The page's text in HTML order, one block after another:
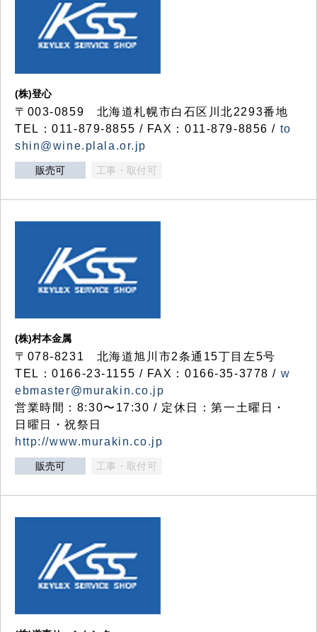
(株)登心
〒003-0859 北海道札幌市白石区川北2293番地
TEL：011-879-8855 / FAX：011-879-8856 / to
shin@wine.plala.or.jp
販売可 工事・取付可
(株)村本金属
〒078-8231 北海道旭川市2条通15丁目左5号
TEL：0166-23-1155 / FAX：0166-35-3778 / w
ebmaster@murakin.co.jp
営業時間：8:30〜17:30 / 定休日：第一土曜日・
日曜日・祝祭日
http://www.murakin.co.jp
販売可 工事・取付可